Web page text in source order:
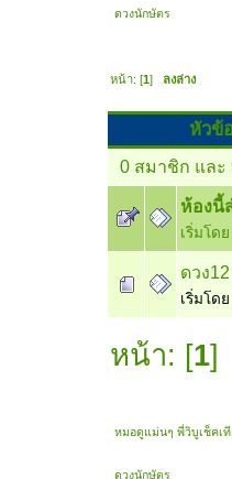
ดวงนักษัตร
หน้า: [1] ลงล่าง
หัวข้
0 สมาชิก และ
ห้องนี้
เริ่มโดย
ดวง
เริ่มโดย
หน้า: [1]
หมอดูแม่นๆ พี่วิบูเช็คเ
ดวงนักษัตร